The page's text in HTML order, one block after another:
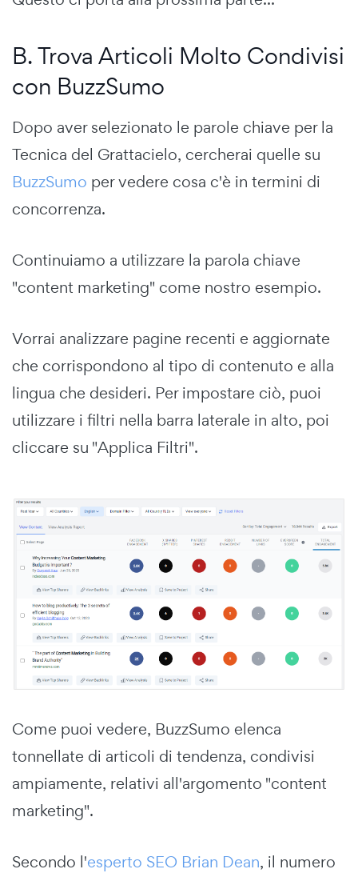
B. Trova Articoli Molto Condivisi
con BuzzSumo
Dopo aver selezionato le parole chiave per la
Tecnica del Grattacielo, cercherai quelle su
BuzzSumo per vedere cosa c'è in termini di
concorrenza.
Continuiamo a utilizzare la parola chiave
"content marketing" come nostro esempio.
Vorrai analizzare pagine recenti e aggiornate
che corrispondono al tipo di contenuto e alla
lingua che desideri. Per impostare ciò, puoi
utilizzare i filtri nella barra laterale in alto, poi
cliccare su "Applica Filtri".
Come puoi vedere, BuzzSumo elenca
tonnellate di articoli di tendenza, condivisi
ampiamente, relativi all'argomento "content
marketing".
Secondo l'esperto SEO Brian Dean, il numero